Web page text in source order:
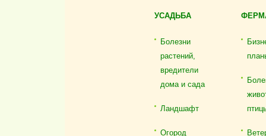
УСАДЬБА
Болезни
растений,
вредители
дома и сада
Ландшафт
Огород